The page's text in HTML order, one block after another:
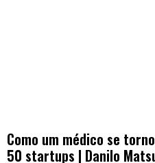
Como um médico se
50 startups | Danilo